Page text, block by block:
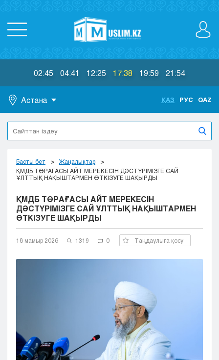
02:45 04:41 12:25 17:38 19:59 21:54
Астана
Астана
Алматы
Актобе
Атырау
Жезказган
Кокшетау
Костанай
Кызылорда
Павлодар
Шымкент
ҚАЗ РУС QAZ
Басты бет
Жаңалықтар
ҚМДБ ТӨРАҒАСЫ АЙТ МЕРЕКЕСІН ДӘСТҮРІМІЗГЕ САЙ
ҰЛТТЫҚ НАҚЫШТАРМЕН ӨТКІЗУГЕ ШАҚЫРДЫ
ҚМДБ ТӨРАҒАСЫ АЙТ МЕРЕКЕСІН
ДӘСТҮРІМІЗГЕ САЙ ҰЛТТЫҚ НАҚЫШТАРМЕН
ӨТКІЗУГЕ ШАҚЫРДЫ
18 мамыр 2026 1319 0 Таңдаулыға қосу